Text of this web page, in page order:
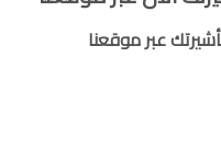
عبر موقعنا